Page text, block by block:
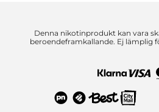
Denna nikotinprodukt kan vara
beroendeframkallande. Ej lämplig